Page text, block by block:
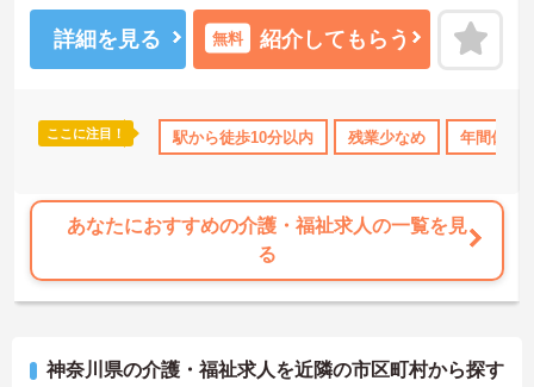
日以上 資格取得サポート 研修制度あり 産休･育休･介護休
護師が24時間常駐しています。急変時の対応や医療行為は看護師が
担当するため、初任者研修や実務者研修の方も食事介助や入浴介助
などの生活を支えるケアに専念できる環境です。多職種で情報を共
なるほか、月平均の残業時間も5時間から7時間程度とかなり少なめ
です。常勤スタッフの比率が90パーセントを超えているため急な勤
に合わせた個別のOJT研修が実施されます。eラーニングも導入され
ており、多職種と連携しながら専門性を着実に深めていける環境が
★おすすめPOINT★
実施し、ｅラーニングを用いた学習の機会も提供されます
詳細を見る 無料 紹介してもらう
ここに注目！ 駅から徒歩10分以内 残業少なめ 年間休日
あなたにおすすめの介護・福祉求人の一覧を見
る
神奈川県の介護・福祉求人を近隣の市区町村から探す